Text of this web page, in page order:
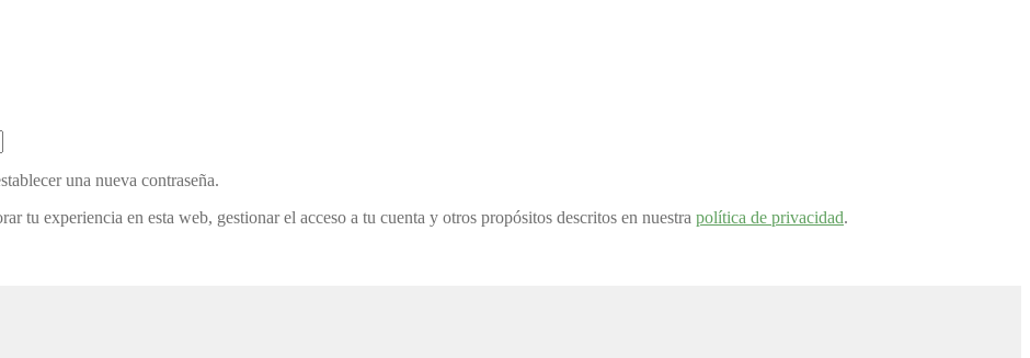
una nueva contraseña.
tu experiencia en esta web, gestionar el acceso a tu cuenta y otros propósitos descritos en nuestra política de privacidad.